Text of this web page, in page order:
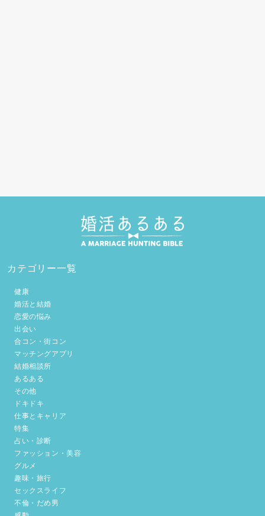
カテゴリー一覧
健康
婚活と結婚
恋愛の悩み
出会い
合コン・街コン
マッチングアプリ
結婚相談所
あるある
その他
ドキドキ
仕事とキャリア
特集
占い・診断
ファッション・美容
グルメ
趣味・旅行
セックスライフ
不倫・だめ男